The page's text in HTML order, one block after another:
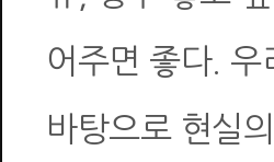
어주면 좋다. 우
바탕으로 현실